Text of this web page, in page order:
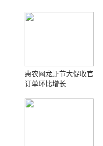
惠农网龙虾节大促收官
订单环比增长